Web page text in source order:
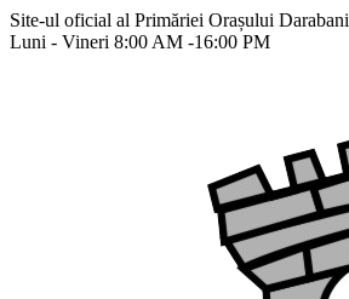
Site-ul oficial al Primăriei Orașului Darabani
Luni - Vineri 8:00 AM -16:00 PM